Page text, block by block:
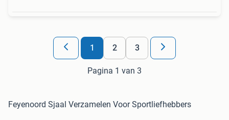
1 2 3
Pagina 1 van 3
Feyenoord Sjaal Verzamelen Voor Sportliefhebbers